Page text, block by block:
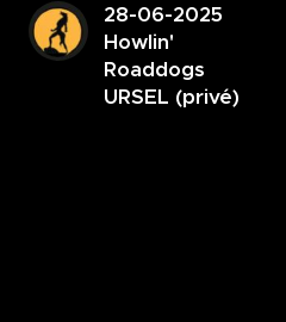
28-06-2025
Howlin'
Roaddogs
URSEL (privé)